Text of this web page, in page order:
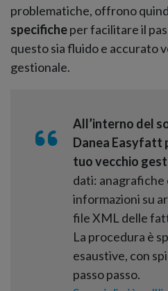
problematiche, offrono
specificheper facilitare il
questo sia fluido e accurato
gestionale.
All’interno del
Danea Easyfatt
tuo vecchio
dati:
informazioni su
file XML delle
La procedura è
esaustive, con
passo passo.